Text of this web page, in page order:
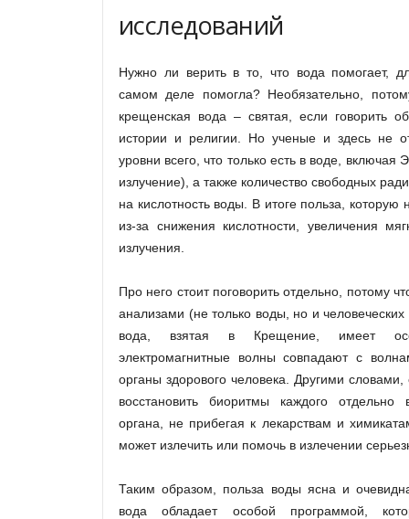
исследований
Нужно ли верить в то, что вода помогает,
самом деле помогла? Необязательно,
крещенская вода – святая, если говорить
истории и религии. Но ученые и здесь не
уровни всего, что только есть в воде, включая
излучение), а также количество свободных
на кислотность воды. В итоге польза, которую
из-за снижения кислотности, увеличения
излучения.
Про него стоит поговорить отдельно, потому
анализами (не только воды, но и человеческих
вода, взятая в Крещение, имеет
электромагнитные волны совпадают с
органы здорового человека. Другими словами,
восстановить биоритмы каждого отдельно
органа, не прибегая к лекарствам и
может излечить или помочь в излечении
Таким образом, польза воды ясна и
вода обладает особой программой,